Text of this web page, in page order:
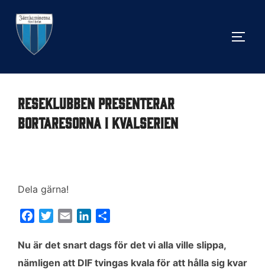
innehåll
Reseklubben presenterar
bortaresorna i Kvalserien
Dela gärna!
c
e
i
t
a
i
n
k
l
a
Nu är det snart dags för det vi alla ville slippa,
nämligen att DIF tvingas kvala för att hålla sig kvar